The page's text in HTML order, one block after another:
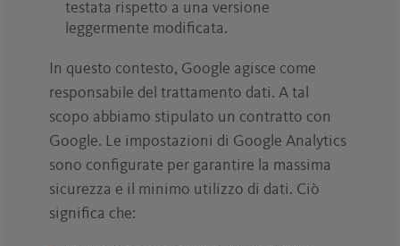
testata rispetto a una versione
leggermente modificata.
In questo contesto, Google agisce come
responsabile del trattamento dati. A tal
scopo abbiamo stipulato un contratto con
Google. Le impostazioni di Google Analytics
sono configurate per garantire la massima
sicurezza e il minimo utilizzo di dati. Ciò
significa che: